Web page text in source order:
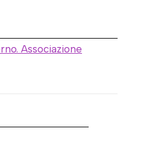
Associazione